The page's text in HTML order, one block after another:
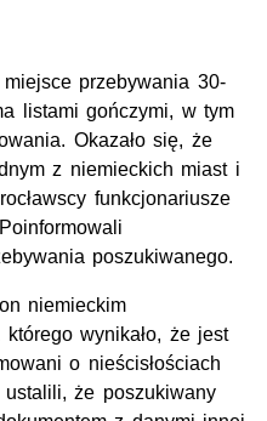
przebywania 30-
listami gończymi, w tym
Okazało się, że
z niemieckich miast i
funkcjonariusze
poszukiwanego.
niemieckim
wynikało, że jest
o nieścisłościach
że poszukiwany